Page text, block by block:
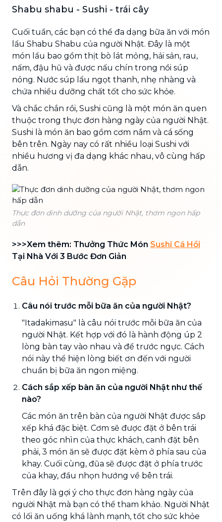
Shabu shabu - Sushi - trái cây
Cuối tuần, các bạn có thể đa dạng bữa ăn với món
lẩu Shabu Shabu của người Nhật. Đây là một
món lẩu bao gồm thịt bò lát mỏng, hải sản, rau,
nấm, đậu hũ và được nấu chín trong nồi súp
nóng. Nước súp lẩu ngọt thanh, nhẹ nhàng và
chứa nhiều dưỡng chất tốt cho sức khỏe.
Và chắc chắn rồi, Sushi cũng là một món ăn quen
thuộc trong thực đơn hàng ngày của người Nhật.
Sushi là món ăn bao gồm cơm nắm và cá sống
bên trên. Ngày nay có rất nhiều loại Sushi với
nhiều hương vị đa dạng khác nhau, vô cùng hấp
dẫn.
Thực đơn dinh dưỡng của người Nhật, thơm ngon hấp
dẫn
>>>Xem thêm: Thưởng Thức Món Sushi Cá Hồi
Tại Nhà Với 3 Bước Đơn Giản
Câu Hỏi Thường Gặp
Câu nói trước mỗi bữa ăn của người Nhật?
"Itadakimasu" là câu nói trước mỗi bữa ăn của
người Nhật. Kết hợp với đó là hành động úp 2
lòng bàn tay vào nhau và để trước ngực. Cách
nói này thể hiện lòng biết ơn đến với người
chuẩn bị bữa ăn ngon miệng.
Cách sắp xếp bàn ăn của người Nhật như thế
nào?
Các món ăn trên bàn của người Nhật được sắp
xếp khá đặc biệt. Cơm sẽ được đặt ở bên trái
theo góc nhìn của thực khách, canh đặt bên
phải, 3 món ăn sẽ được đặt kèm ở phía sau của
khay. Cuối cùng, đũa sẽ được đặt ở phía trước
của khay, đầu nhọn hướng về bên trái.
Trên đây là gợi ý cho thực đơn hàng ngày của
người Nhật mà bạn có thể tham khảo. Người Nhật
có lối ăn uống khá lành mạnh, tốt cho sức khỏe